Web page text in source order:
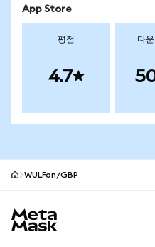
App Store
평점
4.7
다
WULFon/GBP